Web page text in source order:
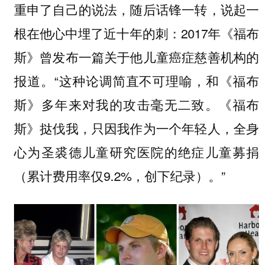
重申了自己的说法，随后话锋一转，说起一
根在他心中埋了近十年的刺：2017年《福布
斯》曾发布一篇关于他儿童癌症慈善机构的
报道。“这种论调简直不可理喻，和《福布
斯》多年来对我的攻击毫无二致。《福布
斯》挞伐我，只因我作为一个年轻人，全身
心为圣裘德儿童研究医院的绝症儿童募捐
（累计费用率仅9.2%，创下纪录）。”